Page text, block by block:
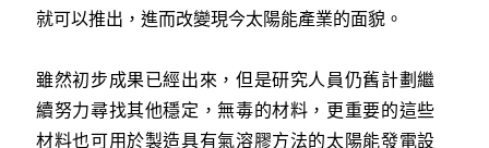
就可以推出，進而改變現今太陽能產業的面貌。
雖然初步成果已經出來，但是研究人員仍舊計劃繼
續努力尋找其他穩定，無毒的材料，更重要的這些
材料也可用於製造具有氣溶膠方法的太陽能發電設